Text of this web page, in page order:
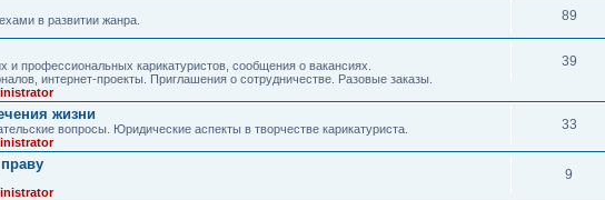
в развитии жанра. 89
профессиональных карикатуристов, сообщения о вакансиях.
интернет-проекты. Приглашения о сотрудничестве. Разовые заказы.
39
жизни
вопросы. Юридические аспекты в творчестве карикатуриста.
33
9